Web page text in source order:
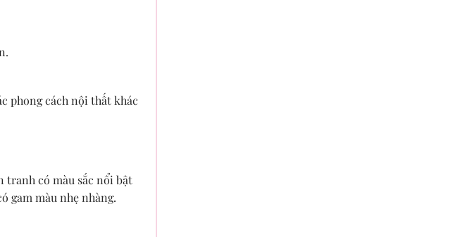
phong cách nội thất khác
tranh có màu sắc nổi bật
gam màu nhẹ nhàng.